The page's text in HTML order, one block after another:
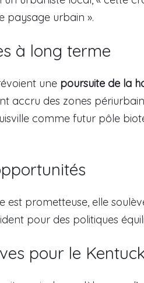
paysage urbain ».
à long terme
une poursuite de la
accru des zones
comme futur pôle
est prometteuse, elle
pour des politiques
pour le